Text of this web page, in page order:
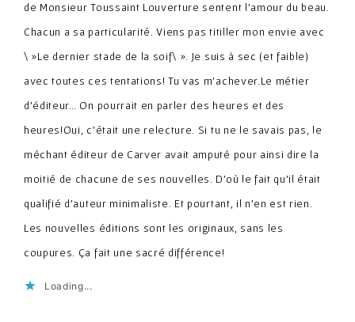
de Monsieur Toussaint Louverture sentent l'amour du beau.
Chacun a sa particularité. Viens pas titiller mon envie avec
\ »Le dernier stade de la soif\ ». Je suis à sec (et faible)
avec toutes ces tentations! Tu vas m'achever.Le métier
d'éditeur… On pourrait en parler des heures et des
heures!Oui, c'était une relecture. Si tu ne le savais pas, le
méchant éditeur de Carver avait amputé pour ainsi dire la
moitié de chacune de ses nouvelles. D'où le fait qu'il était
qualifié d'auteur minimaliste. Et pourtant, il n'en est rien.
Les nouvelles éditions sont les originaux, sans les
coupures. Ça fait une sacré différence!
Loading...